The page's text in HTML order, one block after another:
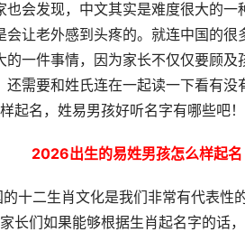
会发现，中文其实是难度很大的
让老外感到头疼的。就连中国的
一件事情，因为家长不仅仅要顾及
需要和姓氏连在一起读一下看有
起名，姓易男孩好听名字有哪些吧！
2026出生的易姓男孩怎么样起名
十二生肖文化是我们非常有代表性
长们如果能够根据生肖起名字的话